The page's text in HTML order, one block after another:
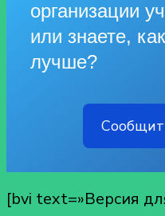
организации
или знаете,
лучше?
[bvi text=»Версия